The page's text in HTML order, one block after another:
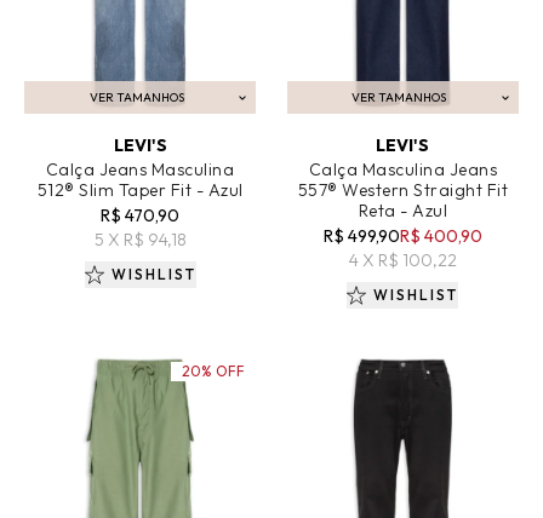
VER TAMANHOS
ADICIONAR AO CARRINHO
LEVI'S
Calça Jeans Masculina
512® Slim Taper Fit - Azul
R$ 470,90
5 X R$ 94,18
WISHLIST
VER TAMANHOS
ADICIONAR AO CARRINHO
LEVI'S
Calça Masculina Jeans
557® Western Straight Fit
Reta - Azul
R$ 499,90R$ 400,90
4 X R$ 100,22
WISHLIST
20% OFF